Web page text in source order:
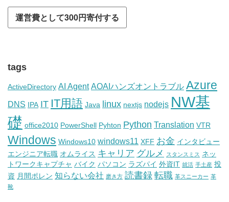
tags
ActiveDirectory AI Agent AOAIハンズオントラブル Azure
DNS IPA IT IT用語 Java linux nextjs nodejs NW基
礎 office2010 PowerShell Pyhton Python Translation VTR
Windows Windows10 windows11 XFF お金 インタビュー
エンジニア転職 オムライス キャリア グルメ スタンスミス ネッ
トワークキャプチャ バイク パソコン ラズパイ 外資IT 就活 手土産 投
資 月間ポレン 知らない会社 磨き方 読書録 転職 革スニーカー 革
靴